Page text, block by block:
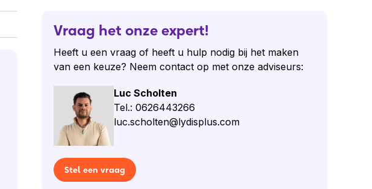
Vraag het onze expert!
Heeft u een vraag of heeft u hulp nodig bij het maken
van een keuze? Neem contact op met onze adviseurs:
Luc Scholten
Tel.: 0626443266
luc.scholten@lydisplus.com
Stel een vraag